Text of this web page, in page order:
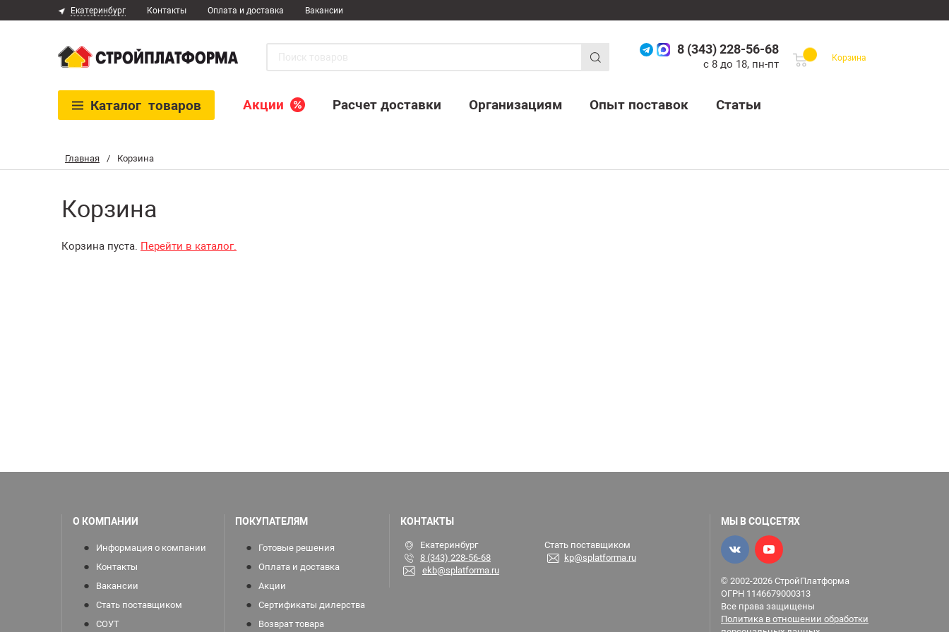
Главная / Корзина
Корзина
Корзина пуста. Перейти в каталог.
Екатеринбург Контакты Оплата и доставка Вакансии
8 (343) 228-56-68
с 8 до 18, пн-пт
Корзина
Каталог товаров Акции Расчет доставки Организациям Опыт поставок Статьи
О КОМПАНИИ
Информация о компании
Контакты
Вакансии
Стать поставщиком
СОУТ
ПОКУПАТЕЛЯМ
Готовые решения
Оплата и доставка
Акции
Сертификаты дилерства
Возврат товара
КОНТАКТЫ
Екатеринбург
8 (343) 228-56-68
ekb@splatforma.ru
Стать поставщиком
kp@splatforma.ru
МЫ В СОЦСЕТЯХ
© 2002-2026 СтройПлатформа
ОГРН 1146679000313
Все права защищены
Политика в отношении обработки